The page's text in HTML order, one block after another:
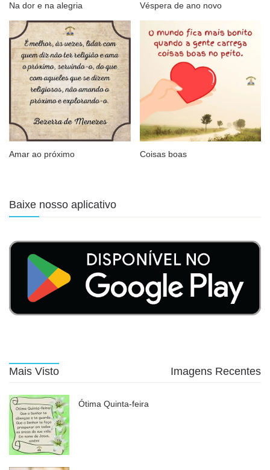
Na dor e na alegria Véspera de ano novo
Amar ao próximo Coisas boas
Baixe nosso aplicativo
Mais Visto Imagens Recentes
Ótima Quinta-feira